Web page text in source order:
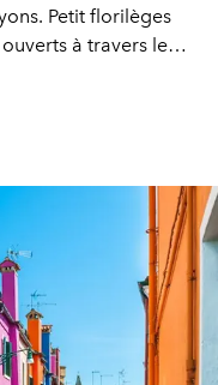
Petit florilèges
à travers le